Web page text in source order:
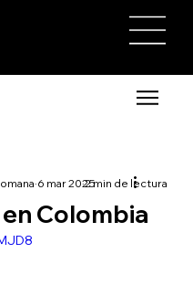
Colombia
6 mar 20252 min de lectura